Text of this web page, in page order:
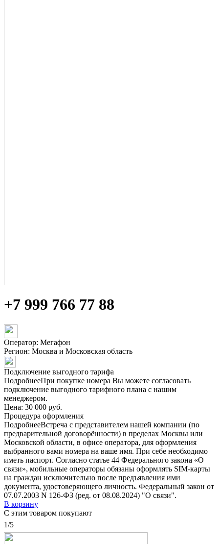
+7 999 766 77 88
Оператор: Мегафон
Регион: Москва и Московская область
Подключение выгодного тарифа
ПодробнееПри покупке номера Вы можете согласовать
подключение выгодного тарифного плана с нашим
менеджером.
Цена: 30 000 руб.
Процедура оформления
ПодробнееВстреча с представителем нашей компании (по
предварительной договорённости) в пределах Москвы или
Московской области, в офисе оператора, для оформления
выбранного вами номера на ваше имя. При себе необходимо
иметь паспорт. Согласно статье 44 Федерального закона «О
связи», мобильные операторы обязаны оформлять SIM-карты
на граждан исключительно после предъявления ими
документа, удостоверяющего личность. Федеральный закон от
07.07.2003 N 126-ФЗ (ред. от 08.08.2024) "О связи".
В корзину
С этим товаром покупают
1/5